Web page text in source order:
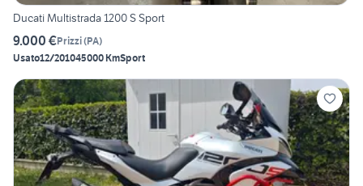
Ducati Multistrada 1200 S Sport
9.000 €Prizzi(PA)
Usato12/201045000 KmSport